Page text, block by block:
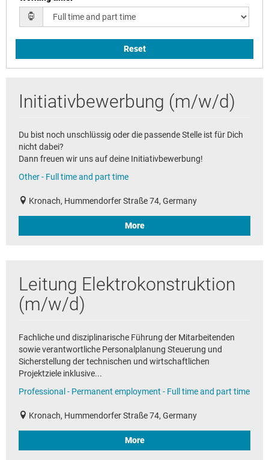
Reset
Initiativbewerbung (m/w/d)
Du bist noch unschlüssig oder die passende Stelle ist für Dich
nicht dabei?
Dann freuen wir uns auf deine Initiativbewerbung!
Other - Full time and part time
Kronach, Hummendorfer Straße 74, Germany
More
Leitung Elektrokonstruktion
(m/w/d)
Fachliche und disziplinarische Führung der Mitarbeitenden
sowie verantwortliche Personalplanung Steuerung und
Sicherstellung der technischen und wirtschaftlichen
Projektziele inklusive...
Professional - Permanent employment - Full time and part time
Kronach, Hummendorfer Straße 74, Germany
More